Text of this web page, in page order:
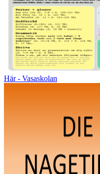
Här - Vasaskolan